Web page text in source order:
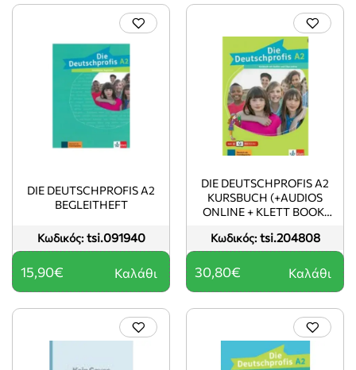
Κωδικός: tsi.091940
DIE DEUTSCHPROFIS A2
BEGLEITHEFT
15,90€ Καλάθι
Κωδικός: tsi.204808
DIE DEUTSCHPROFIS A2
KURSBUCH (+AUDIOS
ONLINE + KLETT BOOK-
30,80€ Καλάθι